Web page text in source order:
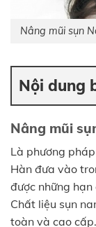
Nâng mũi sụn
Nội dung
Nâng mũi
Là phương
Hàn đưa vào
được những
Chất liệu sụn
toàn và cao